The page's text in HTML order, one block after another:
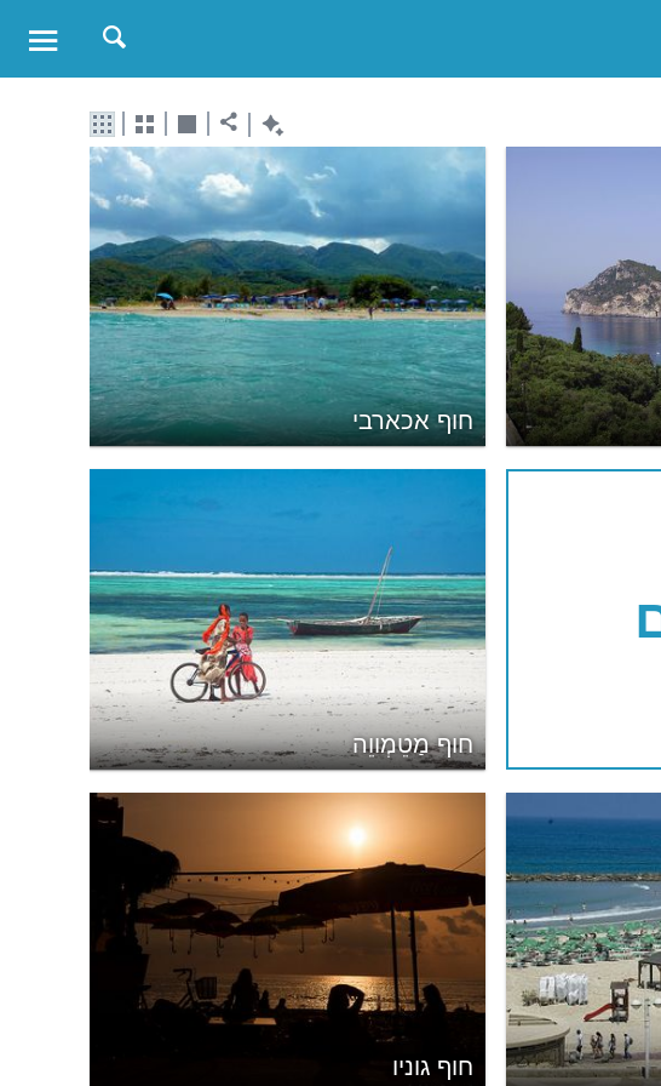
חוף אכארבי
חוף מַטֵמְווֵה
חוף גוניו